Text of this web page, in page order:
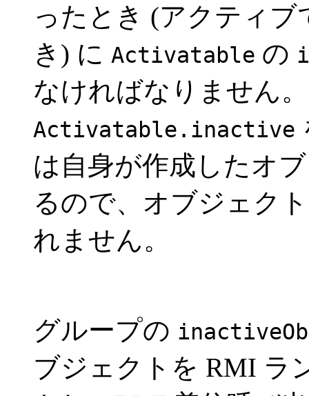
ったとき (アクティ
き) に Activatable の
なければなりません
Activatable.inactive
は自身が作成したオ
るので、オブジェク
れません。
グループの
ブジェクトを RMI ラ